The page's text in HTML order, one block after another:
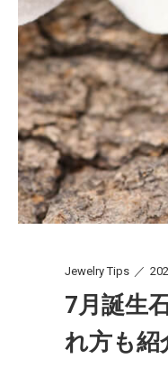
Jewelry Tips
7月誕生
れ方も紹